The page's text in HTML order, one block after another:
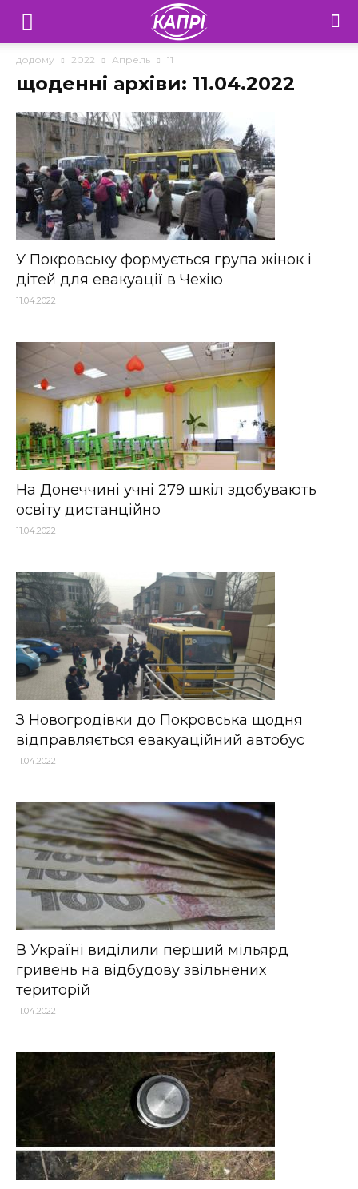
Телебачення
«Капрі»
Новини
Донеччини
додому 2022 Апрель 11
щоденні архіви: 11.04.2022
У Покровську формується група жінок і
дітей для евакуації в Чехію
11.04.2022
На Донеччині учні 279 шкіл здобувають
освіту дистанційно
11.04.2022
З Новогродівки до Покровська щодня
відправляється евакуаційний автобус
11.04.2022
В Україні виділили перший мільярд
гривень на відбудову звільнених
територій
11.04.2022